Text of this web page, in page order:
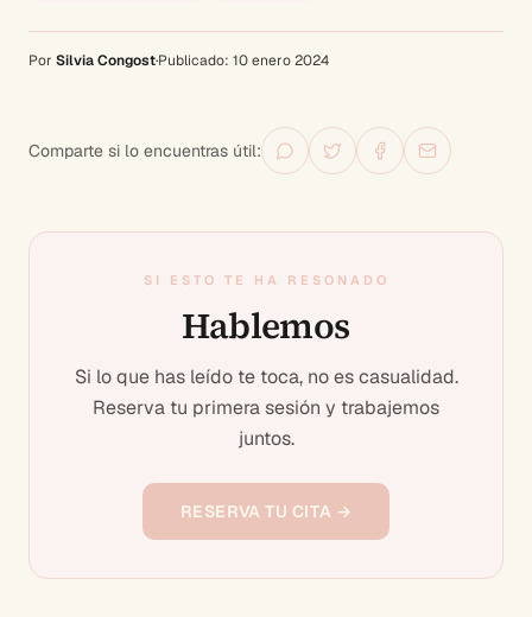
Por Silvia Congost·Publicado: 10 enero 2024
Comparte si lo encuentras útil:
SI ESTO TE HA RESONADO
Hablemos
Si lo que has leído te toca, no es casualidad.
Reserva tu primera sesión y trabajemos
juntos.
RESERVA TU CITA →